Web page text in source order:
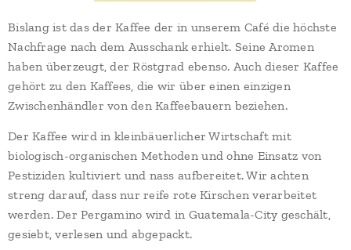
Bislang ist das der Kaffee der in unserem Café die höchste
Nachfrage nach dem Ausschank erhielt. Seine Aromen
haben überzeugt, der Röstgrad ebenso. Auch dieser Kaffee
gehört zu den Kaffees, die wir über einen einzigen
Zwischenhändler von den Kaffeebauern beziehen.
Der Kaffee wird in kleinbäuerlicher Wirtschaft mit
biologisch-organischen Methoden und ohne Einsatz von
Pestiziden kultiviert und nass aufbereitet. Wir achten
streng darauf, dass nur reife rote Kirschen verarbeitet
werden. Der Pergamino wird in Guatemala-City geschält,
gesiebt, verlesen und abgepackt.